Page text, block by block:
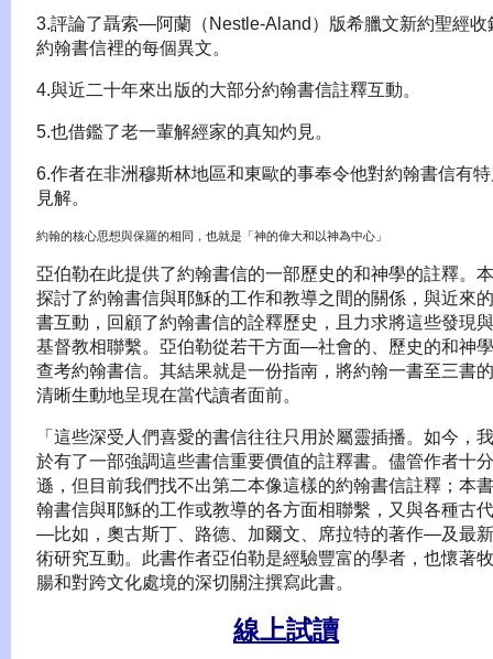
3.評論了聶索—阿蘭（Nestle-Aland）版希臘文新約聖經收
約翰書信裡的每個異文。
4.與近二十年來出版的大部分約翰書信註釋互動。
5.也借鑑了老一輩解經家的真知灼見。
6.作者在非洲穆斯林地區和東歐的事奉令他對約翰書信有
見解。
約翰的核心思想與保羅的相同，也就是「神的偉大和以神為中心」
亞伯勒在此提供了約翰書信的一部歷史的和神學的註釋。
探討了約翰書信與耶穌的工作和教導之間的關係，與近來
書互動，回顧了約翰書信的詮釋歷史，且力求將這些發現
基督教相聯繫。亞伯勒從若干方面—社會的、歷史的和神
查考約翰書信。其結果就是一份指南，將約翰一書至三書
清晰生動地呈現在當代讀者面前。
「這些深受人們喜愛的書信往往只用於屬靈插播。如今，
於有了一部強調這些書信重要價值的註釋書。儘管作者十
遜，但目前我們找不出第二本像這樣的約翰書信註釋；本
翰書信與耶穌的工作或教導的各方面相聯繫，又與各種古
—比如，奧古斯丁、路德、加爾文、席拉特的著作—及最
術研究互動。此書作者亞伯勒是經驗豐富的學者，也懷著
腸和對跨文化處境的深切關注撰寫此書。
線上試讀